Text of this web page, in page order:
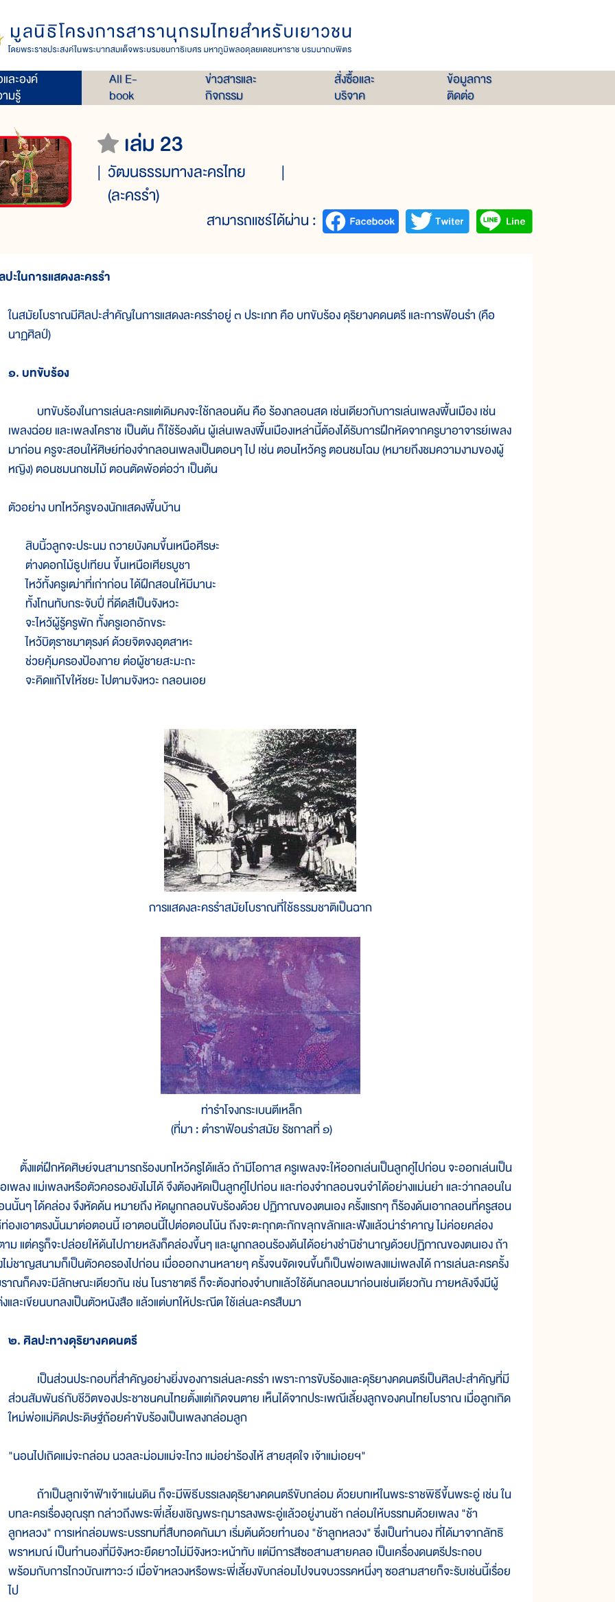
ละองค์
มรู้
All E-
book
ข่าวสารและ
กิจกรรม
สั่งซื้อและ
บริจาค
ข้อมูลการ
ติดต่อ
เล่ม 23
วัฒนธรรมทางละครไทย
(ละครรำ)
สามารถแชร์ได้ผ่าน :
ปะในการแสดงละครรำ
ในสมัยโบราณมีศิลปะสำคัญในการแสดงละครรำอยู่ ๓ ประเภท คือ บทขับร้อง ดุริยางคดนตรี และการฟ้อนรำ (คือ
นาฏศิลป์)
๑. บทขับร้อง
บทขับร้องในการเล่นละครแต่เดิมคงจะใช้กลอนด้น คือ ร้องกลอนสด เช่นเดียวกับการเล่นเพลงพื้นเมือง เช่น
เพลงฉ่อย และเพลงโคราช เป็นต้น ก็ใช้ร้องด้น ผู้เล่นเพลงพื้นเมืองเหล่านี้ต้องได้รับการฝึกหัดจากครูบาอาจารย์เพลง
มาก่อน ครูจะสอนให้ศิษย์ท่องจำกลอนเพลงเป็นตอนๆ ไป เช่น ตอนไหว้ครู ตอนชมโฉม (หมายถึงชมความงามของผู้
หญิง) ตอนชมนกชมไม้ ตอนตัดพ้อต่อว่า เป็นต้น
ตัวอย่าง บทไหว้ครูของนักแสดงพื้นบ้าน
สิบนิ้วลูกจะประนม ถวายบังคมขึ้นเหนือศีรษะ
ต่างดอกไม้ธูปเทียน ขึ้นเหนือเศียรบูชา
ไหว้ทั้งครูเฒ่าที่เก่าก่อน ได้ฝึกสอนให้มีมานะ
ทั้งโทนทับกระจับปี่ ที่ดีดสีเป็นจังหวะ
จะไหว้ผู้รู้ครูพัก ทั้งครูเอกอักขระ
ไหว้บิตุราชมาตุรงค์ ด้วยจิตจงอุตสาหะ
ช่วยคุ้มครองป้องกาย ต่อผู้ชายสะมะถะ
จะคิดแก้ไขให้ชยะ ไปตามจังหวะ กลอนเอย
การแสดงละครรำสมัยโบราณที่ใช้ธรรมชาติเป็นฉาก
ท่ารำโจงกระเบนตีเหล็ก
(ที่มา : ตำราฟ้อนรำสมัย รัชกาลที่ ๑)
ตั้งแต่ฝึกหัดศิษย์จนสามารถร้องบทไหว้ครูได้แล้ว ถ้ามีโอกาส ครูเพลงจะให้ออกเล่นเป็นลูกคู่ไปก่อน จะออกเล่นเป็น
พลง แม่เพลงหรือตัวคอรองยังไม่ได้ จึงต้องหัดเป็นลูกคู่ไปก่อน และท่องจำกลอนจนจำได้อย่างแม่นยำ และว่ากลอนใน
นนั้นๆ ได้คล่อง จึงหัดด้น หมายถึง หัดผูกกลอนขับร้องด้วย ปฏิภาณของตนเอง ครั้งแรกๆ ก็ร้องด้นเอากลอนที่ครูสอน
องเอาตรงนั้นมาต่อตอนนี้ เอาตอนนี้ไปต่อตอนโน้น ถึงจะตะกุกตะกักขลุกขลักและฟังแล้วน่ารำคาญ ไม่ค่อยคล่อง
ม แต่ครูก็จะปล่อยให้ด้นไปภายหลังก็คล่องขึ้นๆ และผูกกลอนร้องด้นได้อย่างชำนิชำนาญด้วยปฏิภาณของตนเอง ถ้า
ม่ชาญสนามก็เป็นตัวคอรองไปก่อน เมื่อออกงานหลายๆ ครั้งจนจัดเจนขึ้นก็เป็นพ่อเพลงแม่เพลงได้ การเล่นละครครั้ง
าณก็คงจะมีลักษณะเดียวกัน เช่น โนราชาตรี ก็จะต้องท่องจำบทแล้วใช้ด้นกลอนมาก่อนเช่นเดียวกัน ภายหลังจึงมีผู้
งและเขียนบทลงเป็นตัวหนังสือ แล้วแต่บทให้ประณีต ใช้เล่นละครสืบมา
๒. ศิลปะทางดุริยางคดนตรี
เป็นส่วนประกอบที่สำคัญอย่างยิ่งของการเล่นละครรำ เพราะการขับร้องและดุริยางคดนตรีเป็นศิลปะสำคัญที่มี
ส่วนสัมพันธ์กับชีวิตของประชาชนคนไทยตั้งแต่เกิดจนตาย เห็นได้จากประเพณีเลี้ยงลูกของคนไทยโบราณ เมื่อลูกเกิด
ใหม่พ่อแม่คิดประดิษฐ์ถ้อยคำขับร้องเป็นเพลงกล่อมลูก
"นอนไปเถิดแม่จะกล่อม นวลละม่อมแม่จะไกว แม่อย่าร้องไห้ สายสุดใจ เจ้าแม่เอยฯ"
ถ้าเป็นลูกเจ้าฟ้าเจ้าแผ่นดิน ก็จะมีพิธีบรรเลงดุริยางคดนตรีขับกล่อม ด้วยบทเห่ในพระราชพิธีขึ้นพระอู่ เช่น ใน
บทละครเรื่องอุณรุท กล่าวถึงพระพี่เลี้ยงเชิญพระกุมารลงพระอู่แล้วอยู่งานช้า กล่อมให้บรรทมด้วยเพลง "ช้า
ลูกหลวง" การเห่กล่อมพระบรรทมที่สืบทอดกันมา เริ่มต้นด้วยทำนอง "ช้าลูกหลวง" ซึ่งเป็นทำนอง ที่ได้มาจากลัทธิ
พราหมณ์ เป็นทำนองที่มีจังหวะยืดยาวไม่มีจังหวะหน้าทับ แต่มีการสีซอสามสายคลอ เป็นเครื่องดนตรีประกอบ
พร้อมกับการไกวบัณเฑาวะว์ เมื่อข้าหลวงหรือพระพี่เลี้ยงขับกล่อมไปจนจบวรรคหนึ่งๆ ซอสามสายก็จะรับเช่นนี้เรื่อย
ไป